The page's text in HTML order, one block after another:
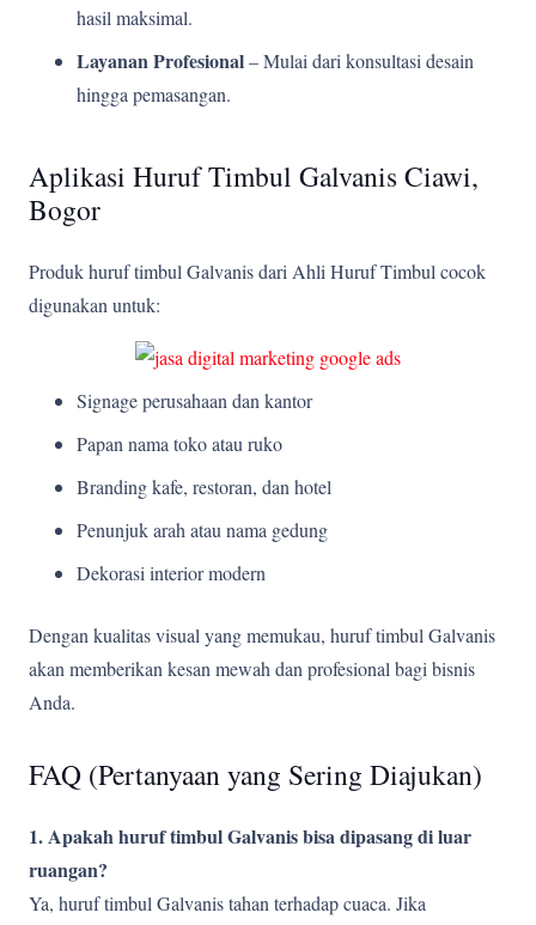
hasil maksimal.
Layanan Profesional– Mulai dari konsultasi desain
hingga pemasangan.
Aplikasi Huruf Timbul Galvanis Ciawi,
Bogor
Produk huruf timbul Galvanis dari Ahli Huruf Timbul cocok
digunakan untuk:
Signage perusahaan dan kantor
Papan nama toko atau ruko
Branding kafe, restoran, dan hotel
Penunjuk arah atau nama gedung
Dekorasi interior modern
Dengan kualitas visual yang memukau, huruf timbul Galvanis
akan memberikan kesan mewah dan profesional bagi bisnis
Anda.
FAQ (Pertanyaan yang Sering Diajukan)
1. Apakah huruf timbul Galvanis bisa dipasang di luar
ruangan?
Ya, huruf timbul Galvanis tahan terhadap cuaca. Jika